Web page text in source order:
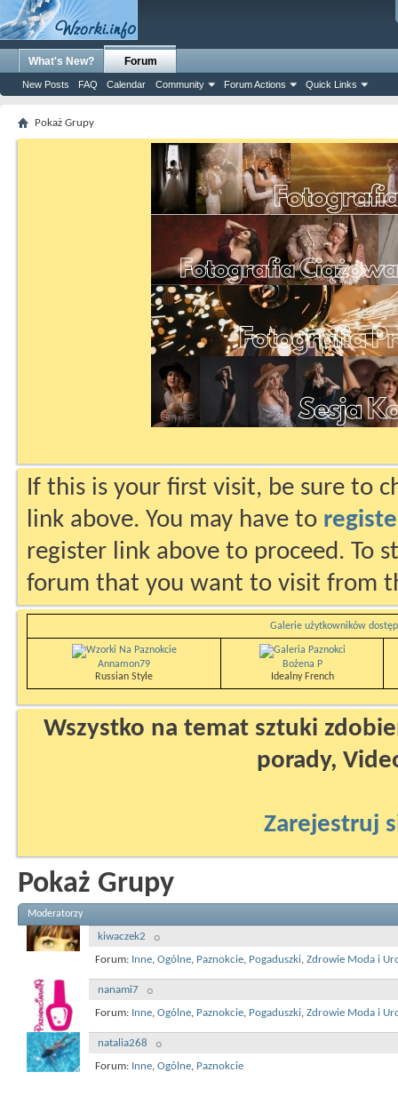
What's New? Forum
New Posts FAQ Calendar Community Forum Actions Quick Links
Pokaż Grupy
If this is your first visit, be sure to
link above. You may have to
register link above to proceed. To
forum that you want to visit from
Galerie użytkowników
Annamon79
Russian Style
Bożena P
Idealny French
Wszystko na temat sztuki
porady,
Zarejestruj
Pokaż Grupy
Moderatorzy
kiwaczek2
Forum: Inne, Ogólne, Paznokcie, Pogaduszki, Zdrowie Moda i
nanami7
Forum: Inne, Ogólne, Paznokcie, Pogaduszki, Zdrowie Moda i
natalia268
Forum: Inne, Ogólne, Paznokcie